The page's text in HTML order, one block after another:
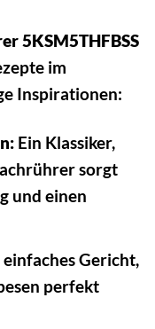
5KSM5THFBSS
im
Inspirationen:
Ein Klassiker,
sorgt
und einen
Gericht,
perfekt